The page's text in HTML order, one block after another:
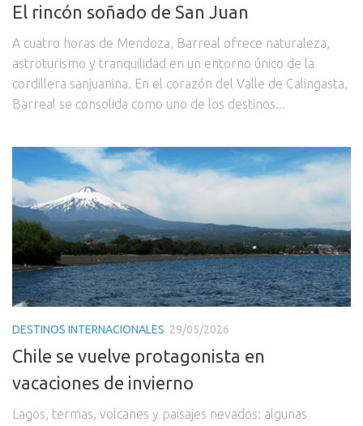
El rincón soñado de San Juan
A cuatro horas de Mendoza, Barreal ofrece naturaleza,
astroturismo y tranquilidad en un entorno único de la
cordillera sanjuanina. En el corazón del Valle de Calingasta,
Barreal se consolida como uno de los destinos...
DESTINOS INTERNACIONALES 29/05/2026
Chile se vuelve protagonista en
vacaciones de invierno
Lagos, termas, volcanes y paisajes nevados: algunas